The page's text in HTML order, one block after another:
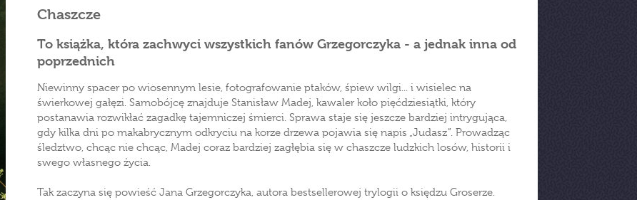
Chaszcze
To książka, która zachwyci wszystkich fanów Grzegorczyka - a jednak inna od
poprzednich
Niewinny spacer po wiosennym lesie, fotografowanie ptaków, śpiew wilgi... i wisielec na
świerkowej gałęzi. Samobójcę znajduje Stanisław Madej, kawaler koło pięćdziesiątki, który
postanawia rozwikłać zagadkę tajemniczej śmierci. Sprawa staje się jeszcze bardziej intrygująca,
gdy kilka dni po makabrycznym odkryciu na korze drzewa pojawia się napis „Judasz”. Prowadząc
śledztwo, chcąc nie chcąc, Madej coraz bardziej zagłębia się w chaszcze ludzkich losów, historii i
swego własnego życia.
Tak zaczyna się powieść Jana Grzegorczyka, autora bestsellerowej trylogii o księdzu Groserze.